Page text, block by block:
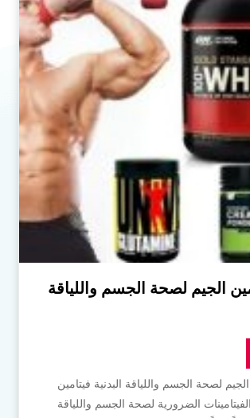
الجيم لصحة الجسم واللياقة
لصحة الجسم واللياقة البدنية فيتامين
الضرورية لصحة الجسم واللياقة